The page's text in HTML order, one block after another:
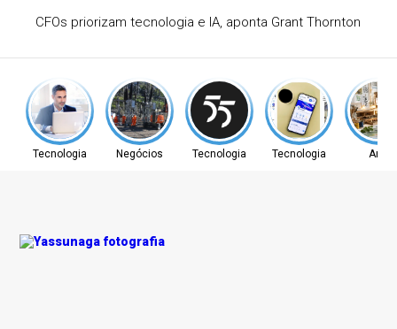
Cetrel leva gestão ambiental a saneamento e energia
Tecnologia Negócios Tecnologia Tecnologia Arte